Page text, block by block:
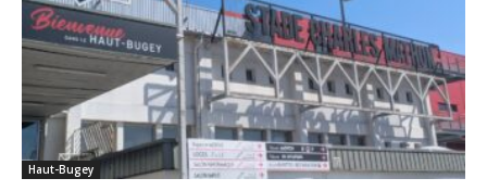
Haut-Bugey